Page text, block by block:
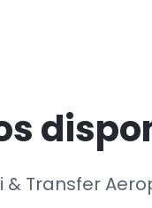
Transfer